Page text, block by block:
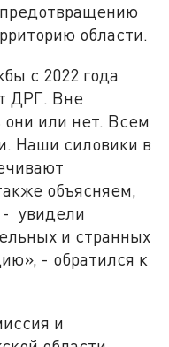
области.
с 2022 года
ДРГ. Вне
они или нет. Всем
Наши силовики в
объясняем,
- увидели
и странных
- обратился к
и